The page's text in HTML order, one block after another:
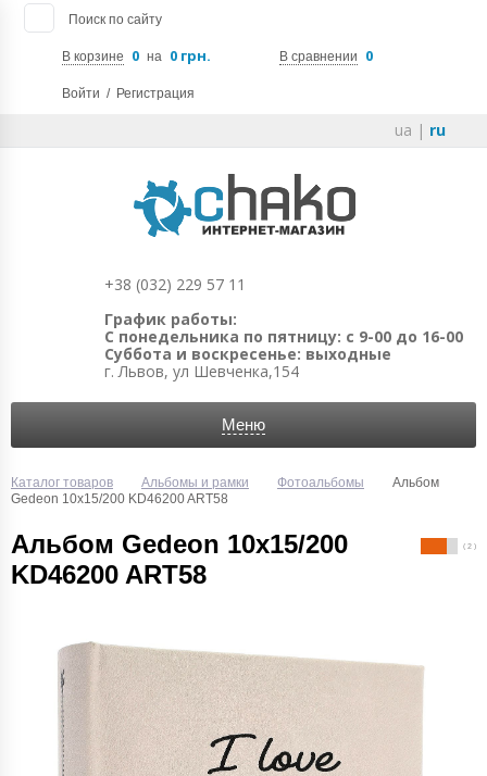
Поиск по сайту
В корзине 0 на 0 грн. В сравнении 0
Войти / Регистрация
ua | ru
+38 (032) 229 57 11
График работы:
С понедельника по пятницу: с 9-00 до 16-00
Суббота и воскресенье: выходные
г. Львов, ул Шевченка,154
Меню
Каталог товаров Альбомы и рамки Фотоальбомы
Альбом
Gedeon 10х15/200 KD46200 ART58
Альбом Gedeon 10х15/200
KD46200 ART58
( 2 )